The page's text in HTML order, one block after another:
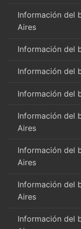
Información del
Aires
Información del
Información del
Información del
Información del
Aires
Información del
Aires
Información del
Aires
Información del